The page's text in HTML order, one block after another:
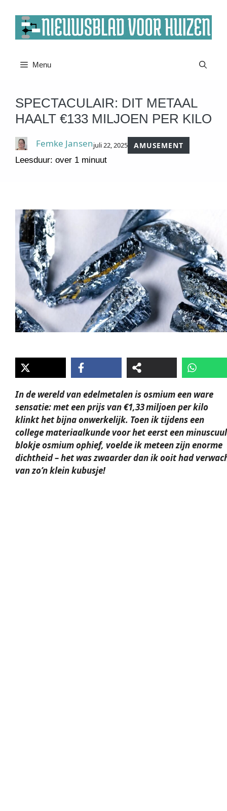
naar
Menu
SPECTACULAIR: DIT METAAL
HAALT €133 MILJOEN PER KILO
Femke Jansenjuli 22, 2025
AMUSEMENT
Leesduur: over 1 minuut
In de wereld van edelmetalen is osmium een ware
sensatie: met een prijs van €1,33 miljoen per kilo
klinkt het bijna onwerkelijk. Toen ik tijdens een
college materiaalkunde voor het eerst een minuscuul
blokje osmium ophief, voelde ik meteen zijn enorme
dichtheid – het was zwaarder dan ik ooit had
van zo’n klein kubusje!